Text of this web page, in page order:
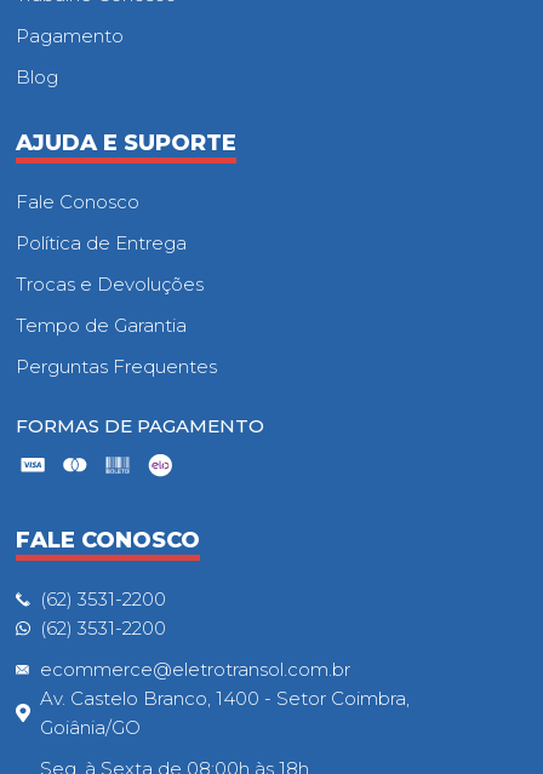
Pagamento
Blog
AJUDA E SUPORTE
Fale Conosco
Política de Entrega
Trocas e Devoluções
Tempo de Garantia
Perguntas Frequentes
FORMAS DE PAGAMENTO
FALE CONOSCO
(62) 3531-2200
(62) 3531-2200
ecommerce@eletrotransol.com.br
Av. Castelo Branco, 1400 - Setor Coimbra,
Goiânia/GO
Seg. à Sexta de 08:00h às 18h.